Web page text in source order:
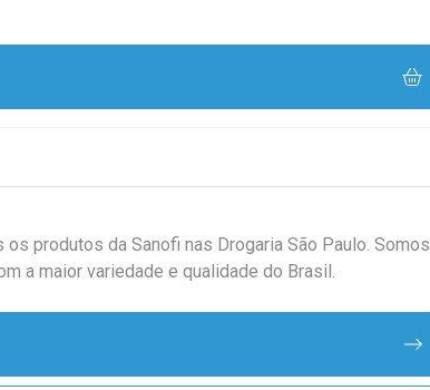
os produtos da Sanofi nas Drogaria São Paulo. Somos
a maior variedade e qualidade do Brasil.